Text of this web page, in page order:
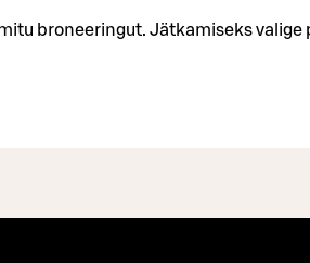
broneeringut. Jätkamiseks valige